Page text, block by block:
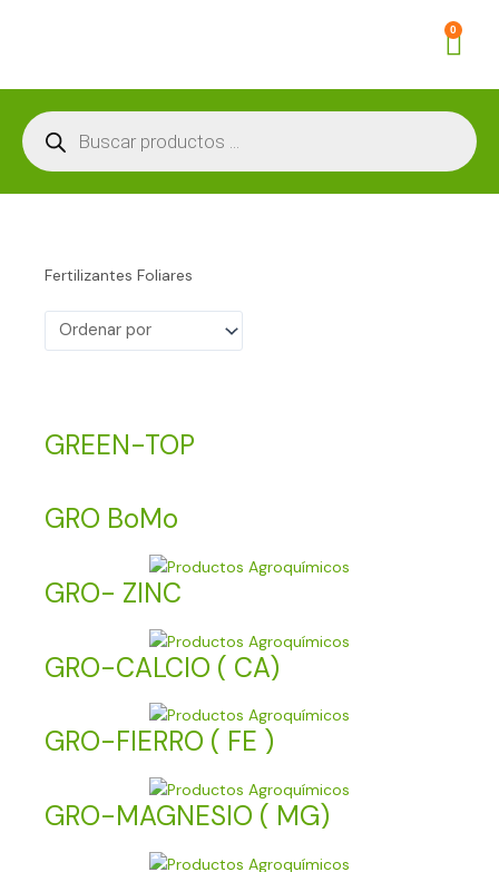
0
Búsqueda
de
productos
Fertilizantes Foliares
GREEN-TOP
GRO BoMo
GRO- ZINC
GRO-CALCIO ( CA)
GRO-FIERRO ( FE )
GRO-MAGNESIO ( MG)